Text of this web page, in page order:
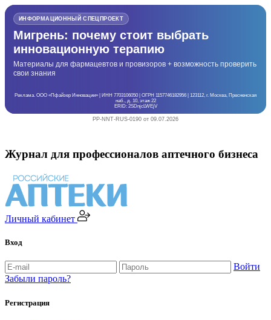
ИНФОРМАЦИОННЫЙ СПЕЦПРОЕКТ
Мигрень: почему стоит выбрать
инновационную терапию
Материалы для фармацевтов и провизоров + возможность проверить
свои знания
Реклама. ООО «Пфайзер Инновации» | ИНН 7703106050 | ОГРН 1157746182956 | 123112, г. Москва, Пресненская
наб., д. 10, этаж 22
ERID: 2SDnjcLWEjV
PP-NNT-RUS-0190 от 09.07.2026
Журнал для профессионалов аптечного бизнеса
Личный кабинет
Вход
Войти
Забыли пароль?
Регистрация